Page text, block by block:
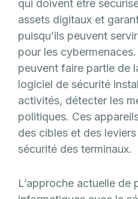
qui doivent être
assets digitaux et
puisqu’ils peuvent
pour les
peuvent faire partie de
logiciel de sécurité
activités, détecter les
politiques. Ces
des cibles et des
sécurité des terminaux.
L’approche actuelle de